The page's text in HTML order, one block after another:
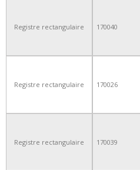
Registre rectangulaire 170040
Registre rectangulaire 170026
Registre rectangulaire 170039